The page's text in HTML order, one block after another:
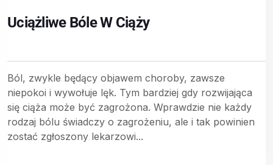
Uciążliwe Bóle W Ciąży
Ból, zwykle będący objawem choroby, zawsze
niepokoi i wywołuje lęk. Tym bardziej gdy rozwijająca
się ciąża może być zagrożona. Wprawdzie nie każdy
rodzaj bólu świadczy o zagrożeniu, ale i tak powinien
zostać zgłoszony lekarzowi...